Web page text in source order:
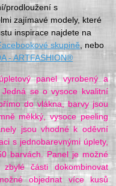
prodloužení s
zajímavé modely, které
inspirace najdete na
skupině , nebo
- ARTFASHION®
panel vyrobený a
se o vysoce kvalitní
do vlákna, barvy jsou
měkký, vysoce peeling
jsou vhodné k oděvní
s jednobarevnými úplety,
barvách. Panel je možné
části dokombinovat
objednat více kusů